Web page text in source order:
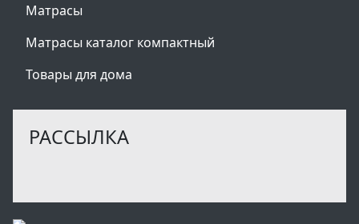
Матрасы
Матрасы каталог компактный
Товары для дома
РАССЫЛКА